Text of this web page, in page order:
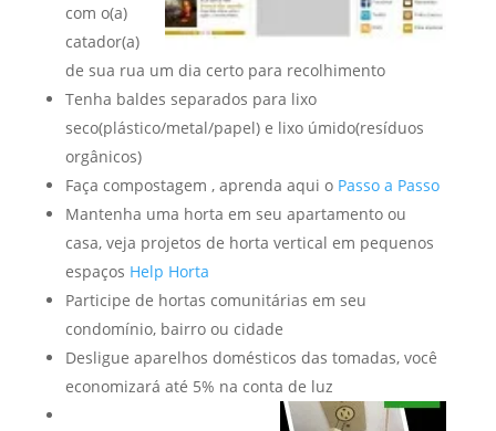
com o(a)
catador(a)
de sua rua um dia certo para recolhimento
Tenha baldes separados para lixo
seco(plástico/metal/papel) e lixo úmido(resíduos
orgânicos)
Faça compostagem , aprenda aqui o Passo a Passo
Mantenha uma horta em seu apartamento ou
casa, veja projetos de horta vertical em pequenos
espaços Help Horta
Participe de hortas comunitárias em seu
condomínio, bairro ou cidade
Desligue aparelhos domésticos das tomadas, você
economizará até 5% na conta de luz